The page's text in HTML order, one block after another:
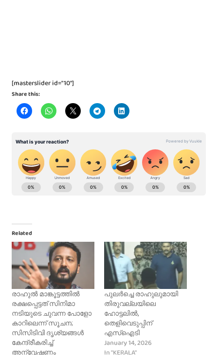
[masterslider id="10"]
Share this:
Related
രാഹുൽ മാങ്കൂട്ടത്തിൽ
രക്ഷപ്പെട്ടത് സിനിമാ
നടിയുടെ ചുവന്ന പോളോ
കാറിലെന്ന് സൂചന;
സിസിടിവി ദൃശ്യങ്ങള്‍
കേന്ദ്രീകരിച്ച്
അന്വേഷണം
പുലര്‍ച്ചെ രാഹുലുമായി
തിരുവല്ലയിലെ
ഹോട്ടലില്‍,
തെളിവെടുപ്പിന്
എസ്‌ഐടി
January 14, 2026
In "KERALA"